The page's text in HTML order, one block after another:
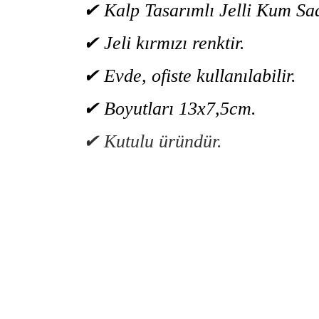
✔ Kalp Tasarımlı Jelli Kum
✔ Jeli kırmızı renktir.
✔ Evde, ofiste kullanılabilir.
✔ Boyutları 13x7,5cm.
✔ Kutulu üründür.